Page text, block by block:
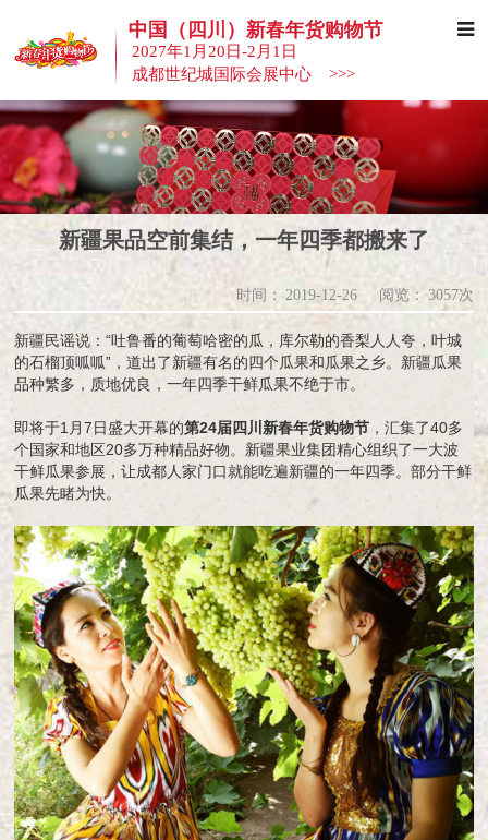
中国（四川）新春年货购物节
2027年1月20日-2月1日
成都世纪城国际会展中心 >>>
新疆果品空前集结，一年四季都搬来了
阅览： 3057次
时间： 2019-12-26
新疆民谣说：“吐鲁番的葡萄哈密的瓜，库尔勒的香梨人人夸，叶城
的石榴顶呱呱”，道出了新疆有名的四个瓜果和瓜果之乡。新疆瓜果
品种繁多，质地优良，一年四季干鲜瓜果不绝于市。
即将于1月7日盛大开幕的第24届四川新春年货购物节 ，汇集了40多
个国家和地区20多万种精品好物。新疆果业集团精心组织了一大波
干鲜瓜果参展，让成都人家门口就能吃遍新疆的一年四季。部分干鲜
瓜果先睹为快。